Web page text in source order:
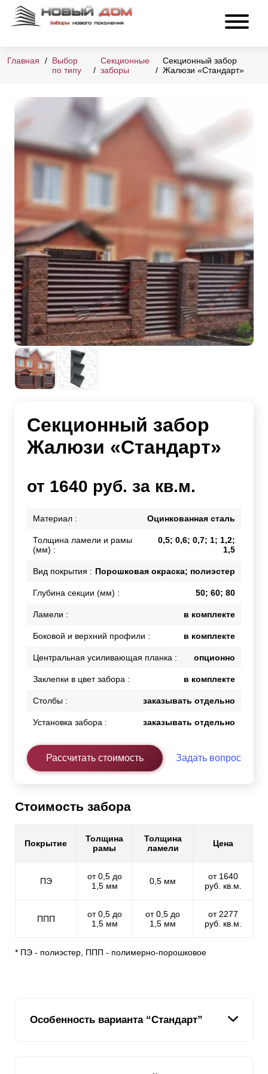
Главная
Выбор
по типу
Секционные
заборы
Секционный забор
Жалюзи «Стандарт»
Секционный забор
Жалюзи «Стандарт»
от 1640 руб. за кв.м.
Материал : Оцинкованная сталь
Толщина ламели и рамы
(мм) :
0,5; 0,6; 0,7; 1; 1,2;
1,5
Вид покрытия : Порошковая окраска; полиэстер
Глубина секции (мм) : 50; 60; 80
Ламели : в комплекте
Боковой и верхний профили : в комплекте
Центральная усиливающая планка : опционно
Заклепки в цвет забора : в комплекте
Столбы : заказывать отдельно
Установка забора : заказывать отдельно
Рассчитать стоимость Задать вопрос
Стоимость забора
Покрытие
Толщина
рамы
Толщина
ламели
Цена
ПЭ
от 0,5 до
1,5 мм
0,5 мм
от 1640
руб. кв.м.
ППП
от 0,5 до
1,5 мм
от 0,5 до
1,5 мм
от 2277
руб. кв.м.
* ПЭ - полиэстер, ППП - полимерно-порошковое
Особенность варианта “Стандарт”